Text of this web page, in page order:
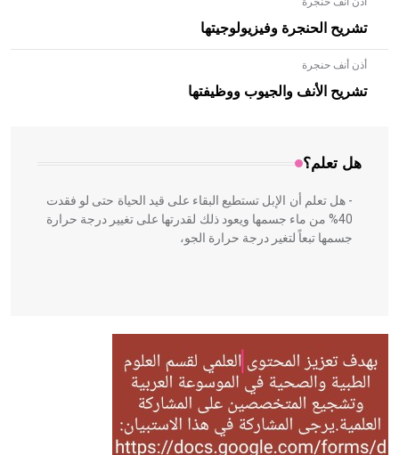
تشريح الحنجرة وفيزيولوجيتها
أذن أنف حنجرة
تشريح الأنف والجيوب ووظيفتها
هل تعلم؟
- هل تعلم أن الأبلق نوع من الفنون الهندسية التي ارتبطت
بالعمارة الإسلامية في بلاد الشام ومصر خاصة، حيث يحرص
المعمار على بناء مداميكه وخاصة في الواجهات
- هل تعلم أن الإبل تستطيع البقاء على قيد الحياة حتى لو فقدت
40% من ماء جسمها ويعود ذلك لقدرتها على تغيير درجة حرارة
جسمها تبعاً لتغير درجة حرارة الجو،
- هل تعلم أن أبقراط كتب في الطب أربعة مؤلفات هي:
الحكم، الأدلة، تنظيم التغذية، ورسالته في جروح الرأس. ويعود
له الفضل بأنه حرر الطب من الدين والفلسفة.